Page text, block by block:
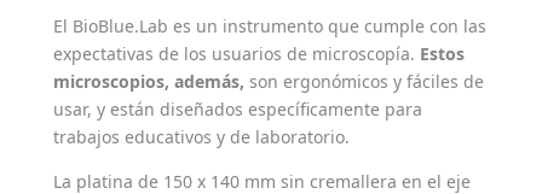
El BioBlue.Lab es un instrumento que cumple con las
expectativas de los usuarios de microscopía. Estos
microscopios, además, son ergonómicos y fáciles de
usar, y están diseñados específicamente para
trabajos educativos y de laboratorio.
La platina de 150 x 140 mm sin cremallera en el eje